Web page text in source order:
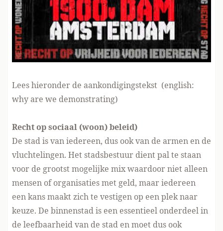
Lees hieronder de aankondigingstekst (english:
why are we demonstrating)
Recht op sociaal (woon) beleid)
De stad is van iedereen, dus ook van de armen en de
vluchtelingen. Het stadsbestuur dient pal te staan
voor de grootst mogelijke mix waardoor niet alleen
mensen of organisaties met geld, maar iedereen
een kans maakt zich te vestigen op een plek naar
keuze. De binnenstad is een essentieel onderdeel in
de leefbaarheid van de stad en moet dus ook